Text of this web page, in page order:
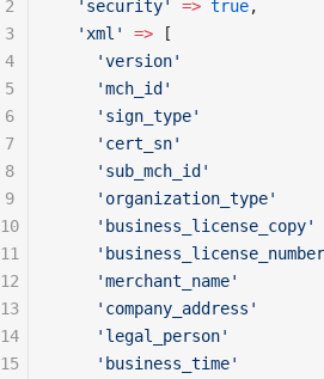
  'security'
=> true,
  'xml'
=> [
    'version'
    'mch_id'
    'sign_type'
    'cert_sn'
    'sub_mch_id'
    'organization_type'
    'business_license_copy'
    'merchant_name'
    'company_address'
    'legal_person'
    'business_time'
2
3
4
5
6
7
8
9
10
11
12
13
14
15